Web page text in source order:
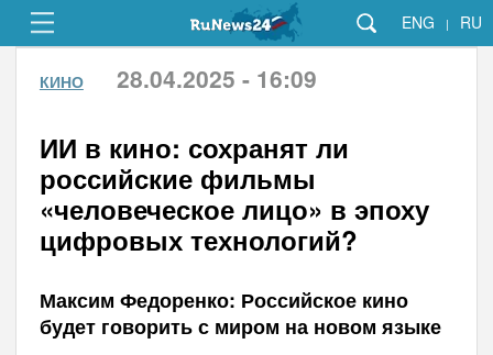
ENG | RU
КИНО 28.04.2025 - 16:09
ИИ в кино: сохранят ли
российские фильмы
«человеческое лицо» в эпоху
цифровых технологий?
Максим Федоренко: Российское кино
будет говорить с миром на новом языке